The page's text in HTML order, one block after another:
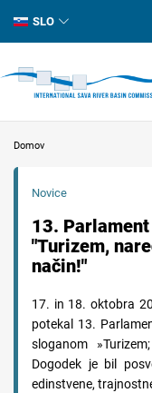
SLO
Domov
Novice
13.
"Turizem,
način!"
17. in 18. oktobra
potekal 13.
sloganom
Dogodek je bil
edinstvene,